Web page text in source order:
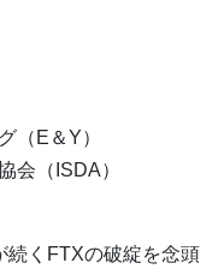
（E＆Y）
会（ISDA）
続くFTXの破綻を念頭